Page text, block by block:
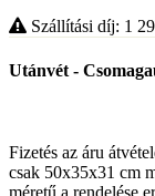
Szállítási díj: 1
Utánvét -
Fizetés az áru
csak 50x35x31 cm
méretű a rendelése